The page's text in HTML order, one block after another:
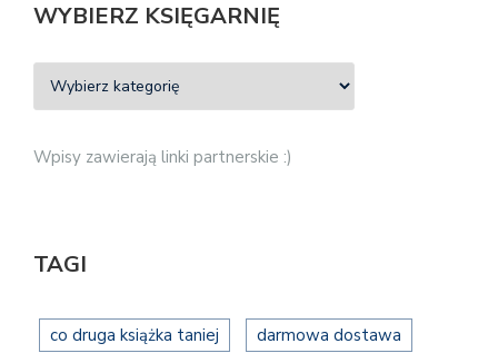
WYBIERZ KSIĘGARNIĘ
Wpisy zawierają linki partnerskie :)
TAGI
co druga książka taniej darmowa dostawa